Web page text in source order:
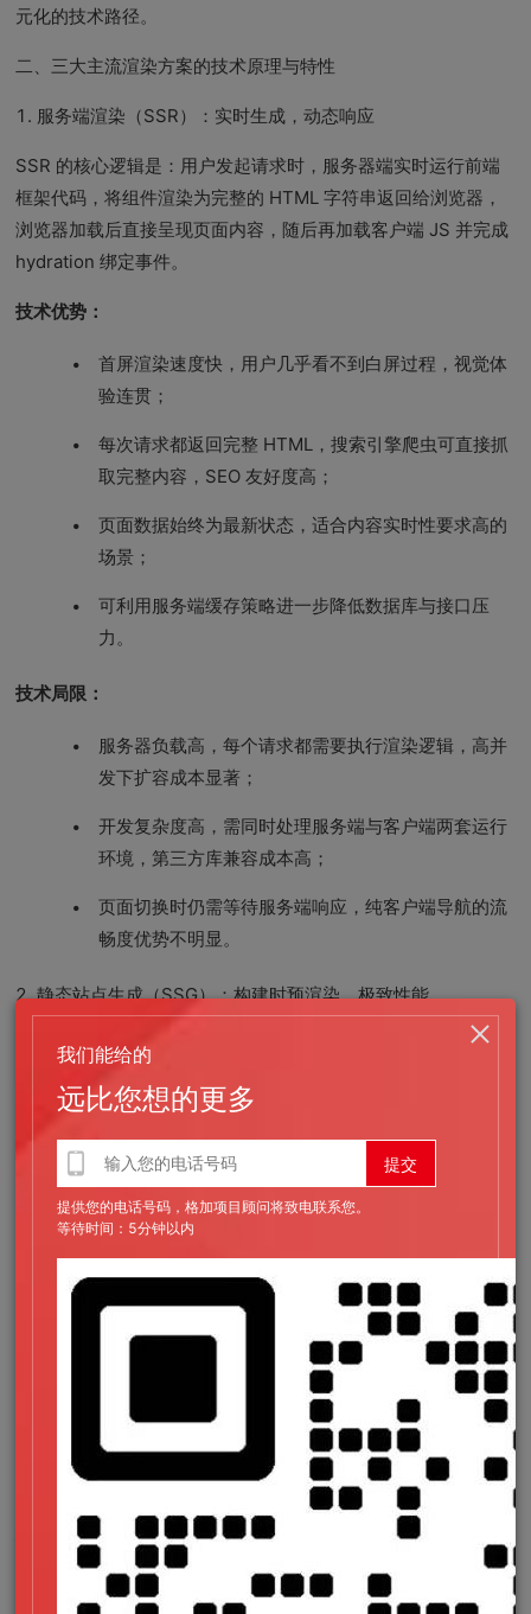
元化的技术路径。
二、三大主流渲染方案的技术原理与特性
1. 服务端渲染（SSR）：实时生成，动态响应
SSR 的核心逻辑是：用户发起请求时，服务器端实时运行前端
框架代码，将组件渲染为完整的 HTML 字符串返回给浏览器，
浏览器加载后直接呈现页面内容，随后再加载客户端 JS 并完成
hydration 绑定事件。
技术优势：
首屏渲染速度快，用户几乎看不到白屏过程，视觉体
验连贯；
每次请求都返回完整 HTML，搜索引擎爬虫可直接抓
取完整内容，SEO 友好度高；
页面数据始终为最新状态，适合内容实时性要求高的
场景；
可利用服务端缓存策略进一步降低数据库与接口压
力。
技术局限：
服务器负载高，每个请求都需要执行渲染逻辑，高并
发下扩容成本显著；
开发复杂度高，需同时处理服务端与客户端两套运行
环境，第三方库兼容成本高；
页面切换时仍需等待服务端响应，纯客户端导航的流
畅度优势不明显。
2. 静态站点生成（SSG）：构建时预渲染，极致性能
SSG 采用构建时预渲染思路：在项目部署阶段，将所有页面提
时无需服务器参与计算，CDN 直接返回静态资源。
技术优势：
性能天花板极高，CDN 就近访问，首屏时间可达到
毫秒级；
服务器成本极低，无需应用服务器，纯静态托管费用
安全性好，纯静态页面不存在服务端接口暴露与数据
部署简单，可无缝对接 CI/CD 流水线与全球 CDN 网
络。
技术局限：
构建时间随页面数量线性增长，千级以上页面构建时
我们能给的
远比您想的更多
提供您的电话号码，格加项目顾问将致电联系您。
等待时间：5分钟以内